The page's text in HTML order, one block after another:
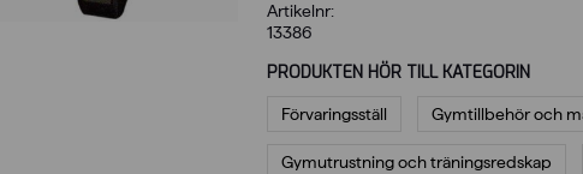
Artikelnr:
13386
PRODUKTEN HÖR TILL KATEGORIN
Förvaringsställ Gymtillbehör och
Gymutrustning och träningsredskap